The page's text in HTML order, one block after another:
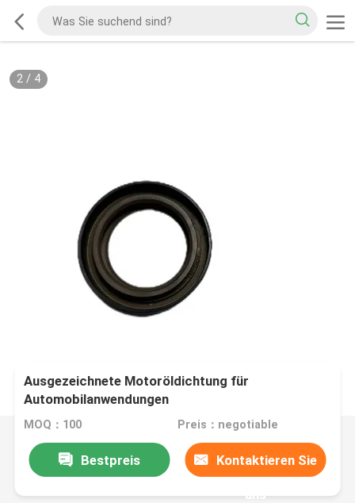
2/ 4
Ausgezeichnete Motoröldichtung für
Automobilanwendungen
MOQ：100 Preis：negotiable
Bestpreis Kontaktieren Sie
uns